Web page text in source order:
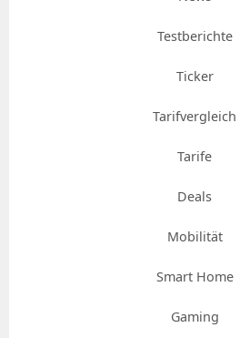
Testberichte
Ticker
Tarifvergleich
Tarife
Deals
Mobilität
Smart Home
Gaming